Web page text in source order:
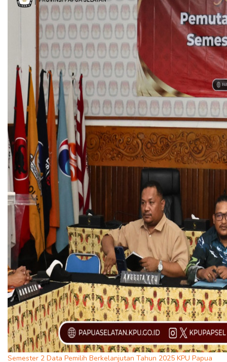
Semester 2 Data Pemilih Berkelanjutan Tahun 2025 KPU Papua